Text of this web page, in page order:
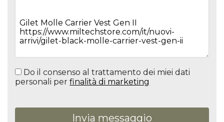
Do il consenso al trattamento dei miei dati
personali perfinalità di marketing
Invia messaggio